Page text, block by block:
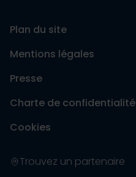
Plan du site
Mentions légales
Presse
Charte de confidentialité
Cookies
Trouvez un partenaire